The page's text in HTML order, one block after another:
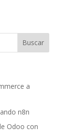
a
n8n
Odoo con